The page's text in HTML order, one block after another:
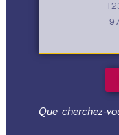
Que cherchez-